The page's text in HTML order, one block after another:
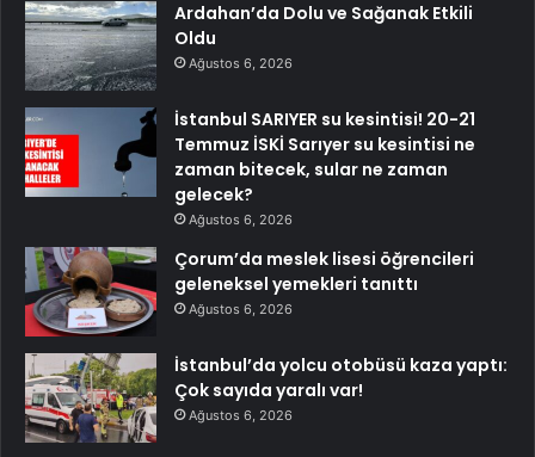
Ardahan’da Dolu ve Sağanak Etkili
Oldu
Ağustos 6, 2026
İstanbul SARIYER su kesintisi! 20-21
Temmuz İSKİ Sarıyer su kesintisi ne
zaman bitecek, sular ne zaman
gelecek?
Ağustos 6, 2026
Çorum’da meslek lisesi öğrencileri
geleneksel yemekleri tanıttı
Ağustos 6, 2026
İstanbul’da yolcu otobüsü kaza yaptı:
Çok sayıda yaralı var!
Ağustos 6, 2026